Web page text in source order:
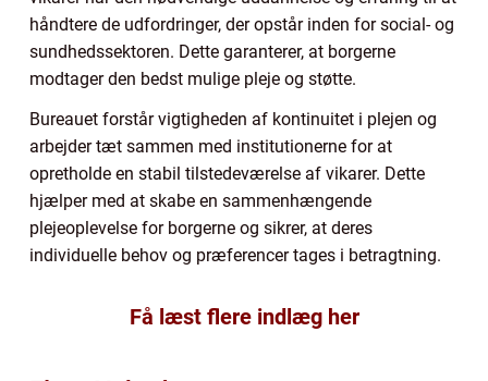
håndtere de udfordringer, der opstår inden for social- og
sundhedssektoren. Dette garanterer, at borgerne
modtager den bedst mulige pleje og støtte.
Bureauet forstår vigtigheden af kontinuitet i plejen og
arbejder tæt sammen med institutionerne for at
opretholde en stabil tilstedeværelse af vikarer. Dette
hjælper med at skabe en sammenhængende
plejeoplevelse for borgerne og sikrer, at deres
individuelle behov og præferencer tages i betragtning.
Få læst flere indlæg her